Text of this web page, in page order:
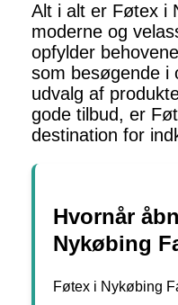
Alt i alt er Føtex i
moderne og
opfylder
som besøgende i
udvalg af
gode tilbud, er
destination for
Hvornår
Nykøbing
Føtex i Nykøbing